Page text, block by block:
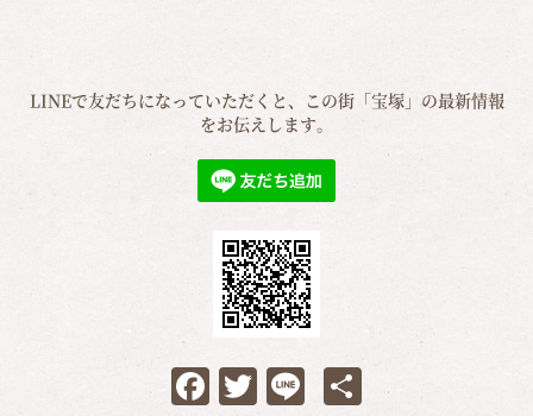
LINEで友だちになっていただくと、この街「宝塚」の最新情報
をお伝えします。
Facebook
Twitter
Line共